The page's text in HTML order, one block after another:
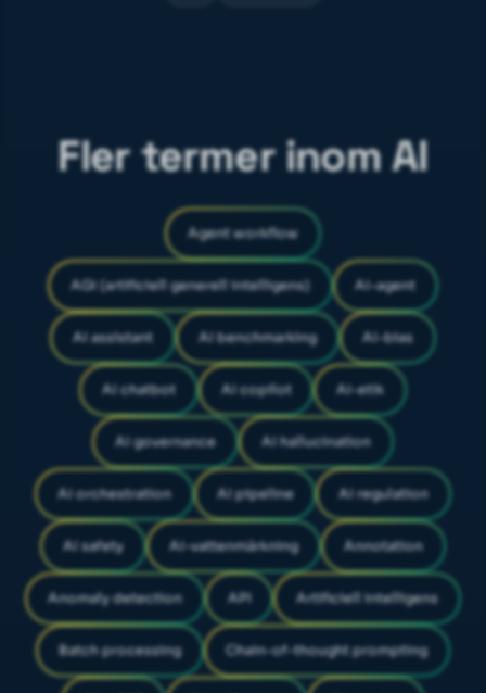
Fler termer inom AI
Agent workflow
AGI (artificiell generell intelligens) AI-agent
AI assistant AI benchmarking AI-bias
AI chatbot AI copilot AI-etik
AI governance AI hallucination
AI orchestration AI pipeline AI regulation
AI safety AI-vattenmärkning Annotation
Anomaly detection API Artificiell intelligens
Batch processing Chain-of-thought prompting